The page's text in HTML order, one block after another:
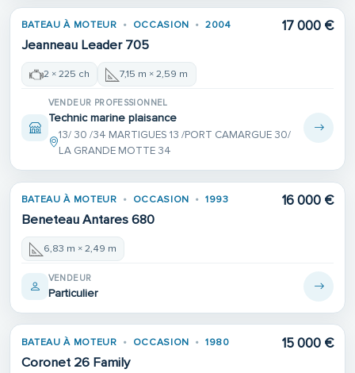
BATEAU À MOTEUR OCCASION 2004
Jeanneau Leader 705
17 000 €
2 × 225 ch 7,15 m × 2,59 m
VENDEUR PROFESSIONNEL
Technic marine plaisance
13/ 30 /34 MARTIGUES 13 /PORT CAMARGUE 30/
LA GRANDE MOTTE 34
BATEAU À MOTEUR OCCASION 1993
Beneteau Antares 680
16 000 €
6,83 m × 2,49 m
VENDEUR
Particulier
BATEAU À MOTEUR OCCASION 1980
Coronet 26 Family
15 000 €